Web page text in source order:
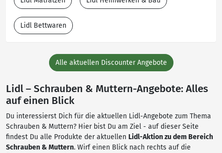
Lidl Bettwaren
Alle aktuellen Discounter Angebote
Lidl – Schrauben & Muttern-Angebote: Alles
auf einen Blick
Du interessierst Dich für die aktuellen Lidl-Angebote zum Thema
Schrauben & Muttern? Hier bist Du am Ziel - auf dieser Seite
findest Du alle Produkte der aktuellen Lidl-Aktion zu dem Bereich
Schrauben & Muttern. Wirf einen Blick nach rechts auf die